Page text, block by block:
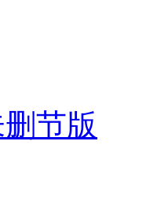
节版